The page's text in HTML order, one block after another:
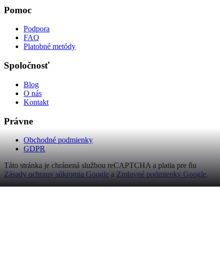
Pomoc
Podpora
FAQ
Platobné metódy
Spoločnosť
Blog
O nás
Kontakt
Právne
Obchodné podmienky
GDPR
Táto stránka je chránená službou reCAPTCHA a platia pre ňu
Zásady ochrany súkromia Google a Zmluvné podmienky Google.